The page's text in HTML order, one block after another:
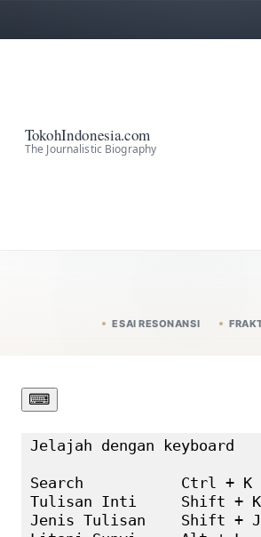
TokohIndonesia.com
The Journalistic Biography
ESAI RESONANSI
⌨︎
Jelajah dengan keyboard
Search           Ctrl + K
Tulisan Inti     Shift + K
Jenis Tulisan    Shift + J